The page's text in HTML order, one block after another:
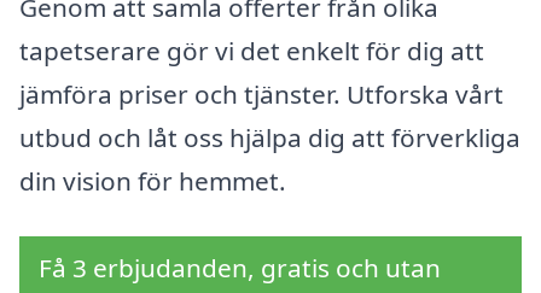
Genom att samla offerter från olika
tapetserare gör vi det enkelt för dig att
jämföra priser och tjänster. Utforska vårt
utbud och låt oss hjälpa dig att förverkliga
din vision för hemmet.
Få 3 erbjudanden, gratis och utan